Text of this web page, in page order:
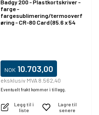
Badgy 200 - Plastkortskriver -
farge -
fargesublimering/termooverf
øring - CR-80 Card (85.6 x 54
NOK 10.703,00
eksklusiv MVA 8.562,40
Eventuelt frakt kommer i tillegg.
Legg til i
liste
Lagre til
senere